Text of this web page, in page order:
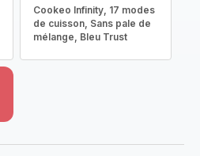
Cookeo Infinity, 17 modes
de cuisson, Sans pale de
mélange, Bleu Trust